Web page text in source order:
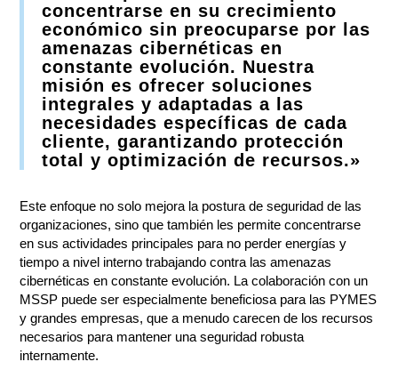
concentrarse en su crecimiento
económico sin preocuparse por las
amenazas cibernéticas en
constante evolución. Nuestra
misión es ofrecer soluciones
integrales y adaptadas a las
necesidades específicas de cada
cliente, garantizando protección
total y optimización de recursos.»
Este enfoque no solo mejora la postura de seguridad de las
organizaciones, sino que también les permite concentrarse
en sus actividades principales para no perder energías y
tiempo a nivel interno trabajando contra las amenazas
cibernéticas en constante evolución. La colaboración con un
MSSP puede ser especialmente beneficiosa para las PYMES
y grandes empresas, que a menudo carecen de los recursos
necesarios para mantener una seguridad robusta
internamente.